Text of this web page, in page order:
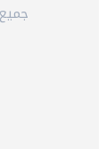
©